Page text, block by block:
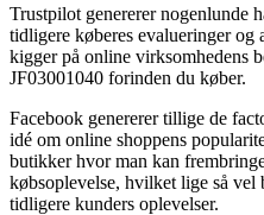
Trustpilot genererer nogenlunde
tidligere køberes evalueringer og
kigger på online virksomhedens
JF03001040 forinden du køber.
Facebook genererer tillige de
idé om online shoppens
butikker hvor man kan
købsoplevelse, hvilket lige så
tidligere kunders oplevelser.